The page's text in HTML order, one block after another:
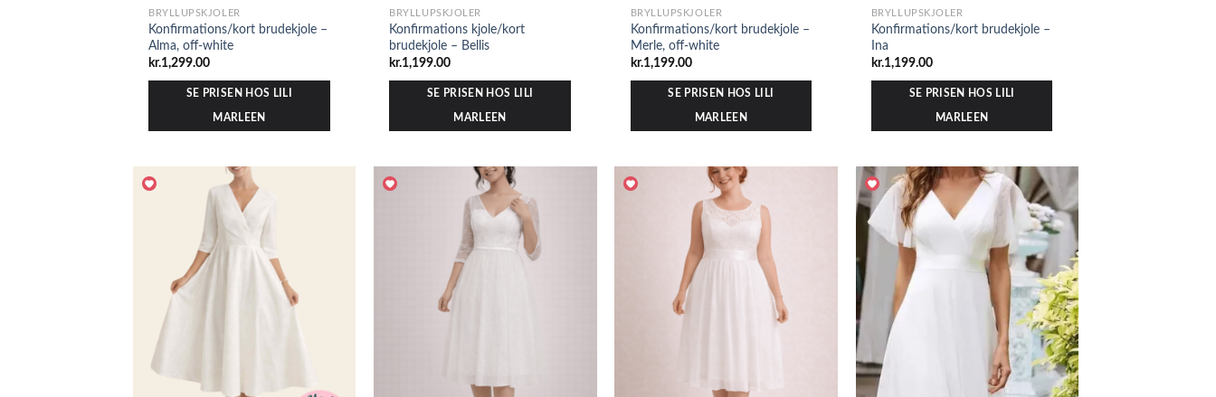
BRYLLUPSKJOLER
Konfirmations/kort brudekjole –
Alma, off-white
kr.1,299.00
SE PRISEN HOS LILI
MARLEEN
BRYLLUPSKJOLER
Konfirmations kjole/kort
brudekjole – Bellis
kr.1,199.00
SE PRISEN HOS LILI
MARLEEN
BRYLLUPSKJOLER
Konfirmations/kort brudekjole –
Merle, off-white
kr.1,199.00
SE PRISEN HOS LILI
MARLEEN
BRYLLUPSKJOLER
Konfirmations/kort brudekjole –
Ina
kr.1,199.00
SE PRISEN HOS LILI
MARLEEN